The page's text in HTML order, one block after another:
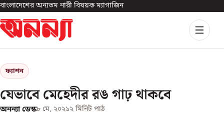
বাংলাদেশের অন্যতম নারী বিষয়ক ম্যাগাজিন
ফ্যাশন
যেভাবে মেহেদীর রঙ গাঢ় থাকবে
অনন্যা ডেস্ক৮ মে, ২০২১২ মিনিট পাঠ